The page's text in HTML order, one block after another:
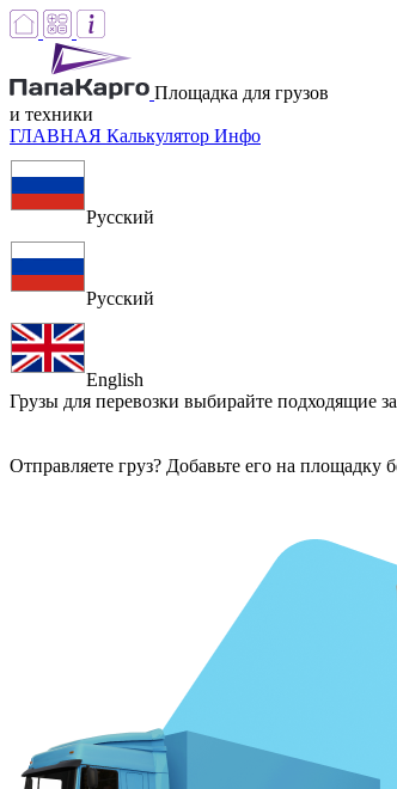
Площадка для грузов
и техники
ГЛАВНАЯ Калькулятор Инфо
Русский
Русский
English
Грузы для перевозки выбирайте подходящие
Отправляете груз? Добавьте его на площадку